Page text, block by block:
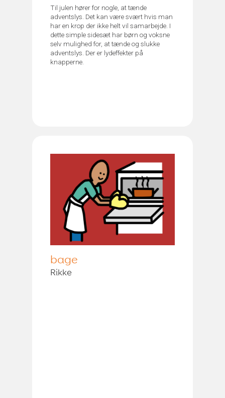
Til julen hører for nogle, at tænde
adventslys. Det kan være svært hvis man
har en krop der ikke helt vil samarbejde. I
dette simple sidesæt har børn og voksne
selv mulighed for, at tænde og slukke
adventslys. Der er lydeffekter på
knapperne.
bage
Rikke